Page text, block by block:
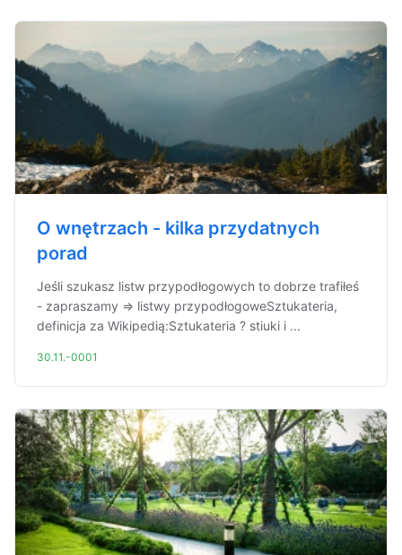
O wnętrzach - kilka przydatnych
porad
Jeśli szukasz listw przypodłogowych to dobrze trafiłeś
- zapraszamy => listwy przypodłogoweSztukateria,
definicja za Wikipedią:Sztukateria ? stiuki i ...
30.11.-0001